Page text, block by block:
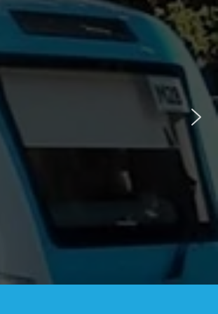
ÚLTIMAS
JULIO 9, 2026, 1:16 PM
– 2026 DÍA
Comunicado de Prensa
LEER (+)